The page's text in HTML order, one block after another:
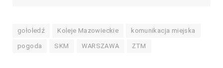
gołoledź Koleje Mazowieckie komunikacja miejska
pogoda SKM WARSZAWA ZTM